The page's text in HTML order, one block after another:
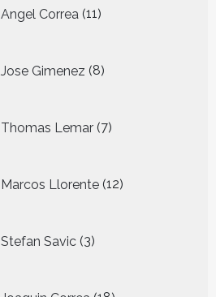
Angel Correa 11
producten
Jose Gimenez 8
producten
Thomas Lemar 7
producten
Marcos Llorente 12
producten
Stefan Savic 3
producten